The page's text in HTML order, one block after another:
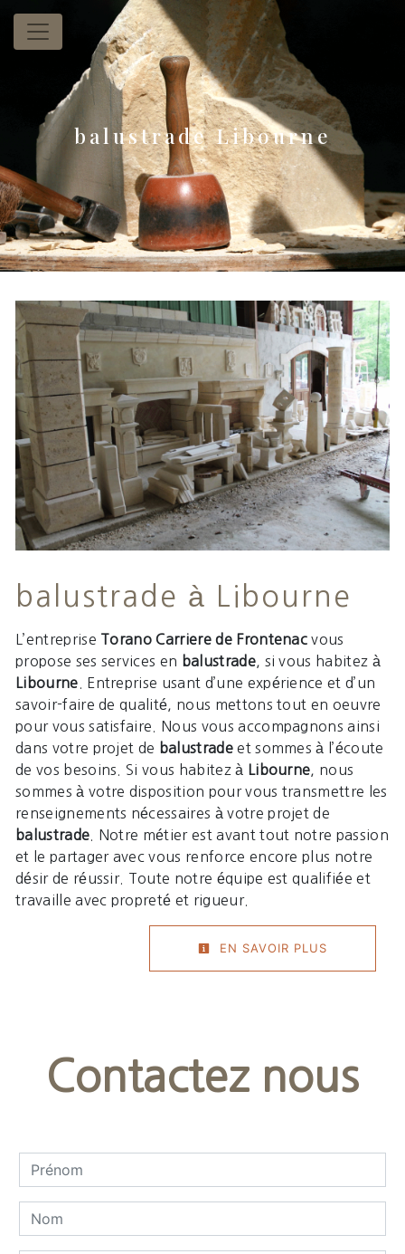
Panneau de gestion des cookies
balustrade Libourne
balustrade à Libourne
L’entreprise Torano Carriere de Frontenac vous
propose ses services en balustrade, si vous habitez à
Libourne . Entreprise usant d’une expérience et d’un
savoir-faire de qualité, nous mettons tout en oeuvre
pour vous satisfaire. Nous vous accompagnons ainsi
dans votre projet de balustradeet sommes à l’écoute
de vos besoins. Si vous habitez à
Libourne , nous
sommes à votre disposition pour vous transmettre les
renseignements nécessaires à votre projet de
balustrade . Notre métier est avant tout notre passion
et le partager avec vous renforce encore plus notre
désir de réussir. Toute notre équipe est qualifiée et
travaille avec propreté et rigueur.
EN SAVOIR PLUS
Contactez nous